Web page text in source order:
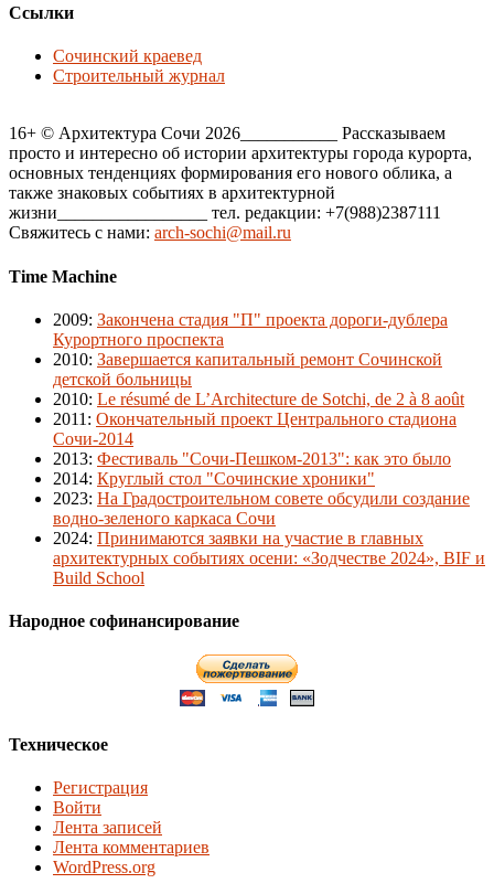
Ссылки
Сочинский краевед
Строительный журнал
16+ © Архитектура Сочи 2026___________ Рассказываем
просто и интересно об истории архитектуры города курорта,
основных тенденциях формирования его нового облика, а
также знаковых событиях в архитектурной
жизни_________________ тел. редакции: +7(988)2387111
Свяжитесь с нами: arch-sochi@mail.ru
Time Machine
2009: Закончена стадия "П" проекта дороги-дублера
Курортного проспекта
2010: Завершается капитальный ремонт Сочинской
детской больницы
2010: Le résumé de L’Architecture de Sotchi, de 2 à 8 août
2011 : Окончательный проект Центрального стадиона
Сочи-2014
2013: Фестиваль "Сочи-Пешком-2013": как это было
2014: Круглый стол "Сочинские хроники"
2023: На Градостроительном совете обсудили создание
водно-зеленого каркаса Сочи
2024: Принимаются заявки на участие в главных
архитектурных событиях осени: «Зодчестве 2024», BIF и
Build School
Народное софинансирование
Техническое
Регистрация
Войти
Лента записей
Лента комментариев
WordPress.org